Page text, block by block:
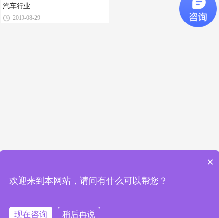
汽车行业
2019-08-29
×
欢迎来到本网站，请问有什么可以帮您？
现在咨询 稍后再说